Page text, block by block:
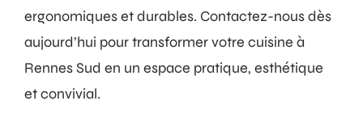
ergonomiques et durables. Contactez-nous dès
aujourd’hui pour transformer votre cuisine à
Rennes Sud en un espace pratique, esthétique
et convivial.